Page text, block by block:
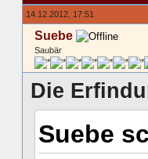
14.12.2012, 17:51
Suebe
Saubär
Die
Suebe